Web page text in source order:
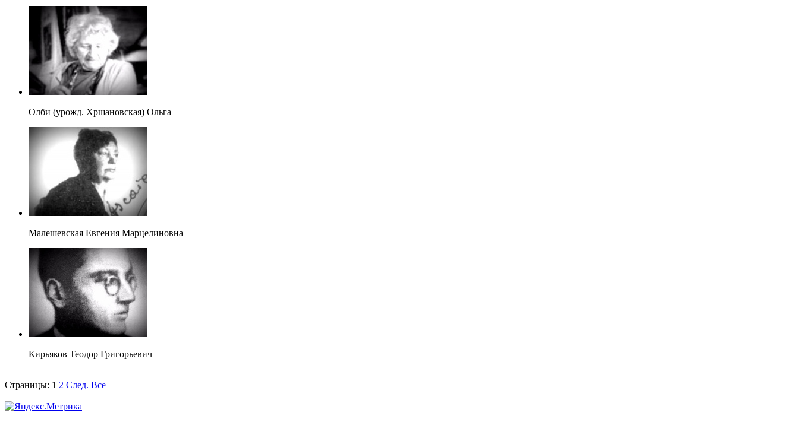
Олби (урожд. Хршановская) Ольга
Малешевская Евгения Марцелиновна
Кирьяков Теодор Григорьевич
Страницы: 1 2 След. Все